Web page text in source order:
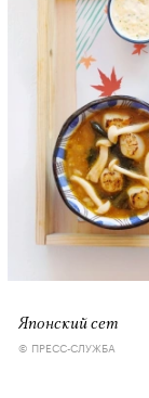
Японский сет
© ПРЕСС-СЛУЖБА